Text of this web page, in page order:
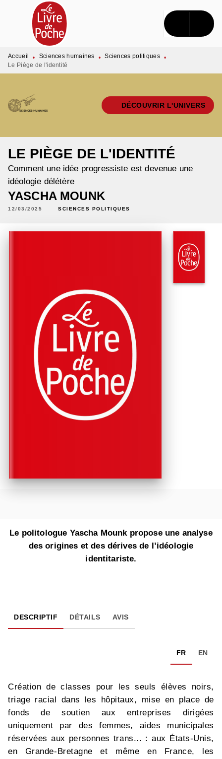
MENU RECHERCHE CONTENU
PIED DE PAGE
Accueil • Sciences humaines • Sciences politiques •
Le Piège de l'identité
DÉCOUVRIR L'UNIVERS
LE PIÈGE DE L'IDENTITÉ
Comment une idée progressiste est devenue une
idéologie délétère
YASCHA MOUNK
12/03/2025 SCIENCES POLITIQUES
Le politologue Yascha Mounk propose une analyse
des origines et des dérives de l’idéologie
identitariste.
DESCRIPTIF DÉTAILS AVIS
FR EN
Création de classes pour les seuls élèves noirs,
triage racial dans les hôpitaux, mise en place de
fonds de soutien aux entreprises dirigées
uniquement par des femmes, aides municipales
réservées aux personnes trans... : aux États-Unis,
en Grande-Bretagne et même en France, les